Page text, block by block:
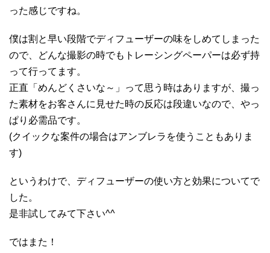
った感じですね。
僕は割と早い段階でディフューザーの味をしめてしまった
ので、どんな撮影の時でもトレーシングペーパーは必ず持
って行ってます。
正直「めんどくさいな～」って思う時はありますが、撮っ
た素材をお客さんに見せた時の反応は段違いなので、やっ
ぱり必需品です。
(クイックな案件の場合はアンブレラを使うこともありま
す)
というわけで、ディフューザーの使い方と効果についてで
した。
是非試してみて下さい^^
ではまた！